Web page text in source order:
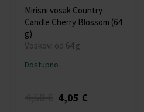
Mirisni vosak Country
Candle Cherry Blossom (64
g)
Voskovi od 64 g
Dostupno
4,05 €